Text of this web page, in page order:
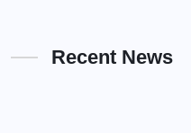
Recent News